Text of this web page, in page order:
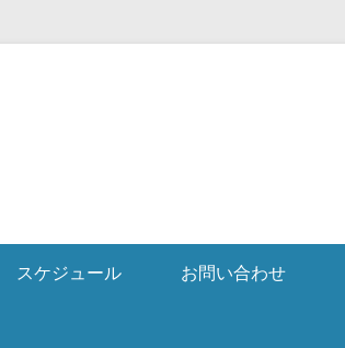
スケジュール お問い合わせ